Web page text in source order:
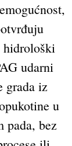
hidrološki
udarni
grada iz
u
pada, bez